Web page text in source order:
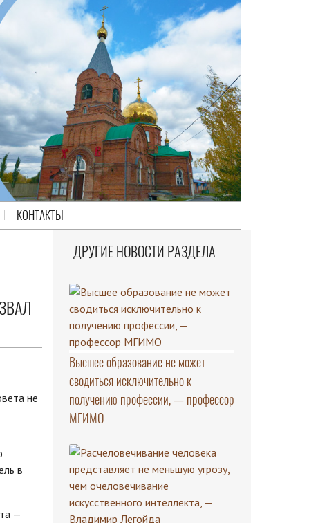
КОНТАКТЫ
в
—
ДРУГИЕ НОВОСТИ РАЗДЕЛА
Высшее образование не может
сводиться исключительно к
получению профессии, — профессор
МГИМО